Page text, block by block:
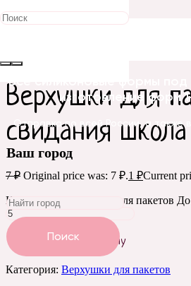
Все силиконовые формы под
изготовление форм
Отправка по всей России, а также в
Ваш город
Поиск
Распродажа!
Верхушки для
свидания школа
7₽ Original price was: 7 ₽.1 ₽Current
Количество Верхушки для пакетов
Добавить в корзину
Категория: Верхушки для пакетов